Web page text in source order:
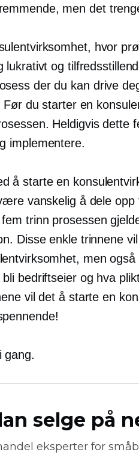
men det
hvor
lukrativt og
der du kan drive
du starter en
Heldigvis dette
implementere.
å starte en
vanskelig å dele opp
fem trinn prosessen
Disse enkle trinnene
men
bedriftseier og hva
vil det å starte en
gang.
selge på
eksperter for